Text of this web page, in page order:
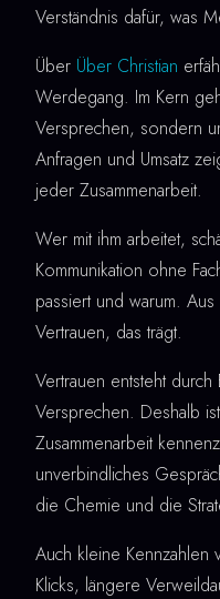
Verständnis dafür, was
Über Über Christian
Werdegang. Im Kern
Versprechen, sondern
Anfragen und Umsatz
jeder Zusammenarbeit.
Wer mit ihm arbeitet,
Kommunikation ohne
passiert und warum.
Vertrauen, das trägt.
Vertrauen entsteht
Versprechen. Deshalb
Zusammenarbeit
unverbindliches
die Chemie und die
Auch kleine Kennzahlen
Klicks, längere